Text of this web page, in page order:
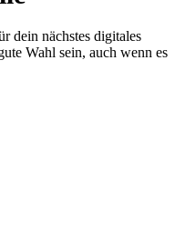
dein nächstes digitales
Wahl sein, auch wenn es